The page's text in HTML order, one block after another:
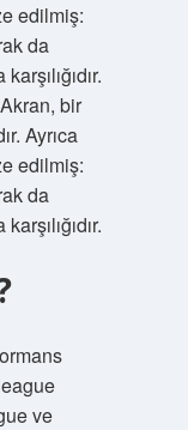
da
Ayrıca
da
ve